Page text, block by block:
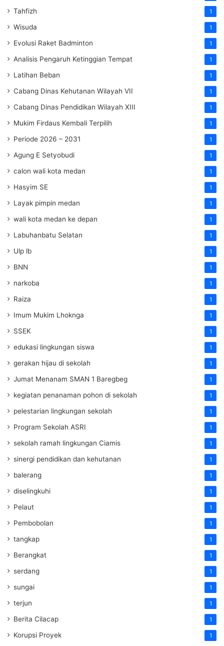
Tahfizh 1
Wisuda 1
Evolusi Raket Badminton 1
Analisis Pengaruh Ketinggian Tempat 1
Latihan Beban 1
Cabang Dinas Kehutanan Wilayah VII 1
Cabang Dinas Pendidikan Wilayah XIII 1
Mukim Firdaus Kembali Terpilih 1
Periode 2026 – 2031 1
Agung E Setyobudi 1
calon wali kota medan 1
Hasyim SE 1
Layak pimpin medan 1
wali kota medan ke depan 1
Labuhanbatu Selatan 1
Ulp lb 1
BNN 1
narkoba 1
Raiza 1
Imum Mukim Lhoknga 1
SSEK 1
edukasi lingkungan siswa 1
gerakan hijau di sekolah 1
Jumat Menanam SMAN 1 Baregbeg 1
kegiatan penanaman pohon di sekolah 1
pelestarian lingkungan sekolah 1
Program Sekolah ASRI 1
sekolah ramah lingkungan Ciamis 1
sinergi pendidikan dan kehutanan 1
balerang 1
diselingkuhi 1
Pelaut 1
Pembobolan 1
tangkap 1
Berangkat 1
serdang 1
sungai 1
terjun 1
Berita Cilacap 1
Korupsi Proyek 1